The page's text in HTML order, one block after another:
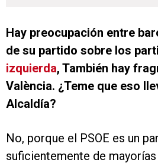
Hay preocupación entre
de su partido sobre los
izquierda, También hay
València. ¿Teme que eso
Alcaldía?
No, porque el PSOE es un
suficientemente de